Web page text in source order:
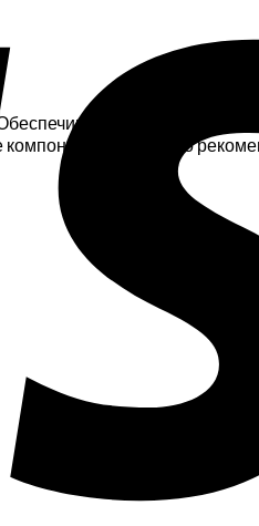
быстрое
Средство